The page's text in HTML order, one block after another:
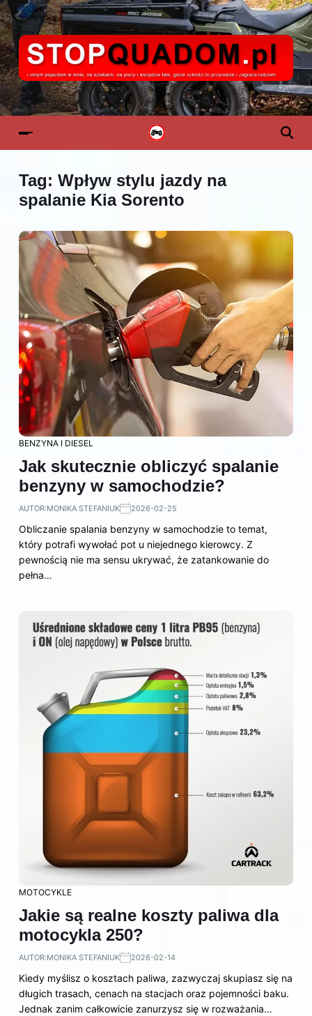
Tag: Wpływ stylu jazdy na
spalanie Kia Sorento
BENZYNA I DIESEL
Jak skutecznie obliczyć spalanie
benzyny w samochodzie?
AUTOR:MONIKA STEFANIUK 2026-02-25
Obliczanie spalania benzyny w samochodzie to temat,
który potrafi wywołać pot u niejednego kierowcy. Z
pewnością nie ma sensu ukrywać, że zatankowanie do
pełna…
MOTOCYKLE
Jakie są realne koszty paliwa dla
motocykla 250?
AUTOR:MONIKA STEFANIUK 2026-02-14
Kiedy myślisz o kosztach paliwa, zazwyczaj skupiasz się na
długich trasach, cenach na stacjach oraz pojemności baku.
Jednak zanim całkowicie zanurzysz się w rozważania…